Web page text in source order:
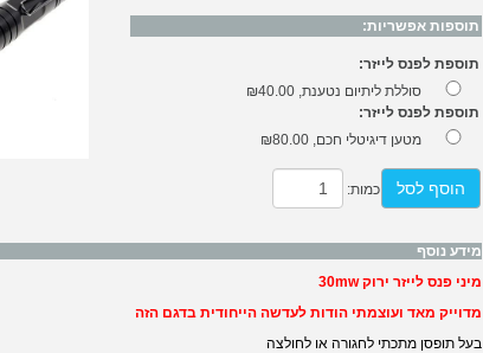
תוספות אפשריות:
תוספת לפנס לייזר:
סוללת ליתיום נטענת,₪40.00
תוספת לפנס לייזר:
מטען דיגיטלי חכם,₪80.00
הוסף לסל כמות:
מידע נוסף
מיני פנס לייזר ירוק 30mw
מדוייק מאד ועוצמתי הודות לעדשה הייחודית בדגם הזה
בעל תופסן מתכתי לחגורה או לחולצה